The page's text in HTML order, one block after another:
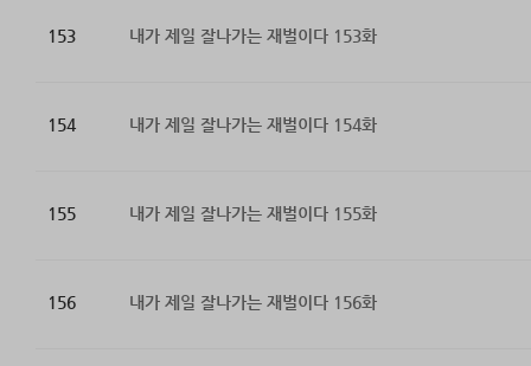
153 내가 제일 잘나가는 재벌이다 153화
154 내가 제일 잘나가는 재벌이다 154화
155 내가 제일 잘나가는 재벌이다 155화
156 내가 제일 잘나가는 재벌이다 156화